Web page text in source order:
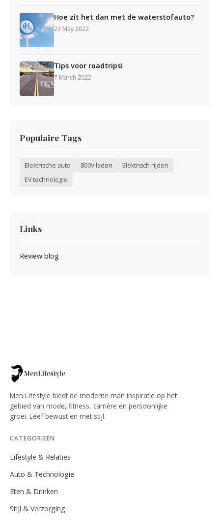
Hoe zit het dan met de waterstofauto?
23 May 2022
Tips voor roadtrips!
7 March 2022
Populaire Tags
Elektrische auto 800V laden
Elektrisch rijden
EV technologie
Links
Review blog
Men Lifestyle biedt de moderne man inspiratie op het
gebied van mode, fitness, carrière en persoonlijke
groei. Leef bewust en met stijl.
CATEGORIEËN
Lifestyle & Relaties
Auto & Technologie
Eten & Drinken
Stijl & Verzorging